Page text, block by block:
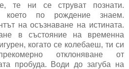
те ни се струват познати.
по рождение знаем.
на осъзнаване на истината.
в състояние на временна
когато се колебаеш, ти си
отклоняване от
пробуда. Води до загуба на